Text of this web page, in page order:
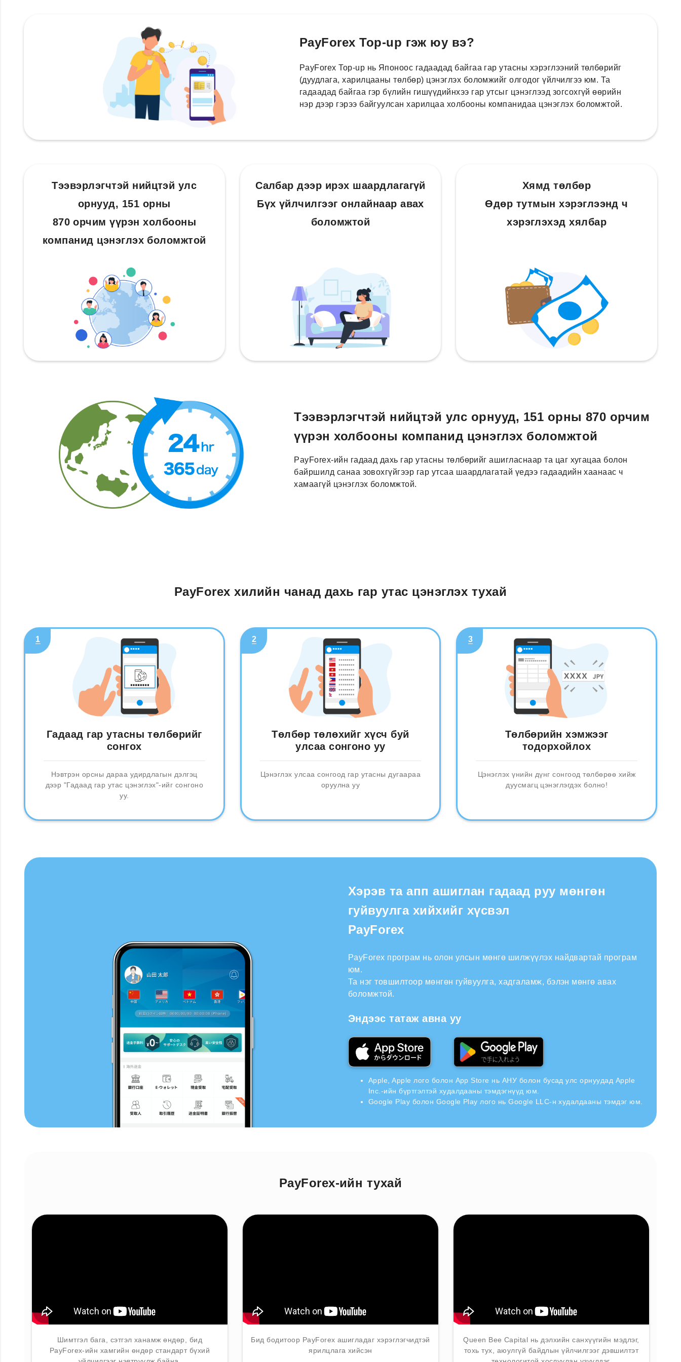
PayForex Top-up гэж юу вэ?
PayForex Top-up нь Японоос гадаадад байгаа гар утасны хэрэглээний төлбөрийг
(дуудлага, харилцааны төлбөр) цэнэглэх боломжийг олгодог үйлчилгээ юм. Та
гадаадад байгаа гэр бүлийн гишүүдийнхээ гар утсыг цэнэглээд зогсохгүй өөрийн
нэр дээр гэрээ байгуулсан харилцаа холбооны компанидаа цэнэглэх боломжтой.
Тээвэрлэгчтэй нийцтэй улс
орнууд, 151 орны
870 орчим үүрэн холбооны
компанид цэнэглэх боломжтой
Салбар дээр ирэх шаардлагагүй
Бүх үйлчилгээг онлайнаар авах
боломжтой
Хямд төлбөр
Өдөр тутмын хэрэглээнд ч
хэрэглэхэд хялбар
Тээвэрлэгчтэй нийцтэй улс орнууд, 151 орны 870 орчим
үүрэн холбооны компанид цэнэглэх боломжтой
PayForex-ийн гадаад дахь гар утасны төлбөрийг ашигласнаар та цаг хугацаа болон
байршилд санаа зовохгүйгээр гар утсаа шаардлагатай үедээ гадаадийн хаанаас ч
хамаагүй цэнэглэх боломжтой.
PayForex хилийн чанад дахь гар утас цэнэглэх тухай
1
Гадаад гар утасны төлбөрийг
сонгох
Нэвтрэн орсны дараа удирдлагын дэлгэц
дээр "Гадаад гар утас цэнэглэх"-ийг сонгоно
уу.
2
Төлбөр төлөхийг хүсч буй
улсаа сонгоно уу
Цэнэглэх улсаа сонгоод гар утасны дугаараа
оруулна уу
3
Төлбөрийн хэмжээг
тодорхойлох
Цэнэглэх үнийн дүнг сонгоод төлбөрөө хийж
дуусмагц цэнэглэгдэх болно!
Хэрэв та апп ашиглан гадаад руу мөнгөн
гуйвуулга хийхийг хүсвэл
PayForex
PayForex програм нь олон улсын мөнгө шилжүүлэх найдвартай програм
юм.
Та нэг товшилтоор мөнгөн гуйвуулга, хадгаламж, бэлэн мөнгө авах
боломжтой.
Эндээс татаж авна уу
Apple, Apple лого болон App Store нь АНУ болон бусад улс орнуудад Apple
Inc.-ийн бүртгэлтэй худалдааны тэмдэгнүүд юм.
Google Play болон Google Play лого нь Google LLC-н худалдааны тэмдэг юм.
PayForex-ийн тухай
Шимтгэл бага, сэтгэл ханамж өндөр, бид
PayForex-ийн хамгийн өндөр стандарт бүхий
Бид бодитоор PayForex ашигладаг хэрэглэгчидтэй
ярилцлага хийсэн
Queen Bee Capital нь дэлхийн санхүүгийн мэдлэг,
тохь тух, аюулгүй байдлын үйлчилгээг дэвшилтэт